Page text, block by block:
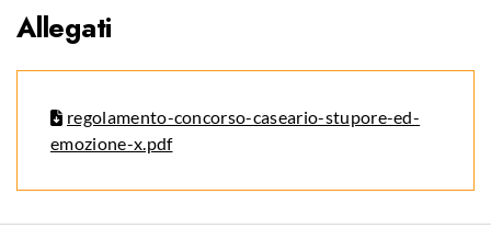
Allegati
regolamento-concorso-caseario-stupore-ed-
emozione-x.pdf